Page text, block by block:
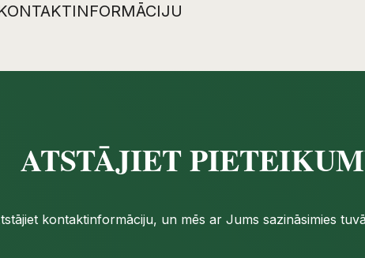
ATSTĀJIET
kontaktinformāciju, un mēs ar Jums sazināsimies